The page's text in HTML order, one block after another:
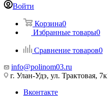
Войти
Корзина0
Избранные товары0
Сравнение товаров0
info@polinom03.ru
г. Улан-Удэ, ул. Трактовая,
Вконтакте